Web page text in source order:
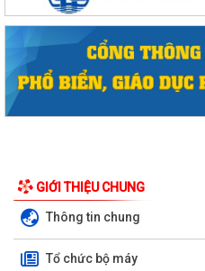
GIỚI THIỆU CHUNG
Thông tin chung
Tổ chức bộ máy
nền tảng tư tưởng của Đảng năm...